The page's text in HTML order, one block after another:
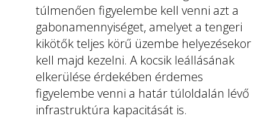
túlmenően figyelembe kell venni azt a
gabonamennyiséget, amelyet a tengeri
kikötők teljes körű üzembe helyezésekor
kell majd kezelni. A kocsik leállásának
elkerülése érdekében érdemes
figyelembe venni a határ túloldalán lévő
infrastruktúra kapacitását is.